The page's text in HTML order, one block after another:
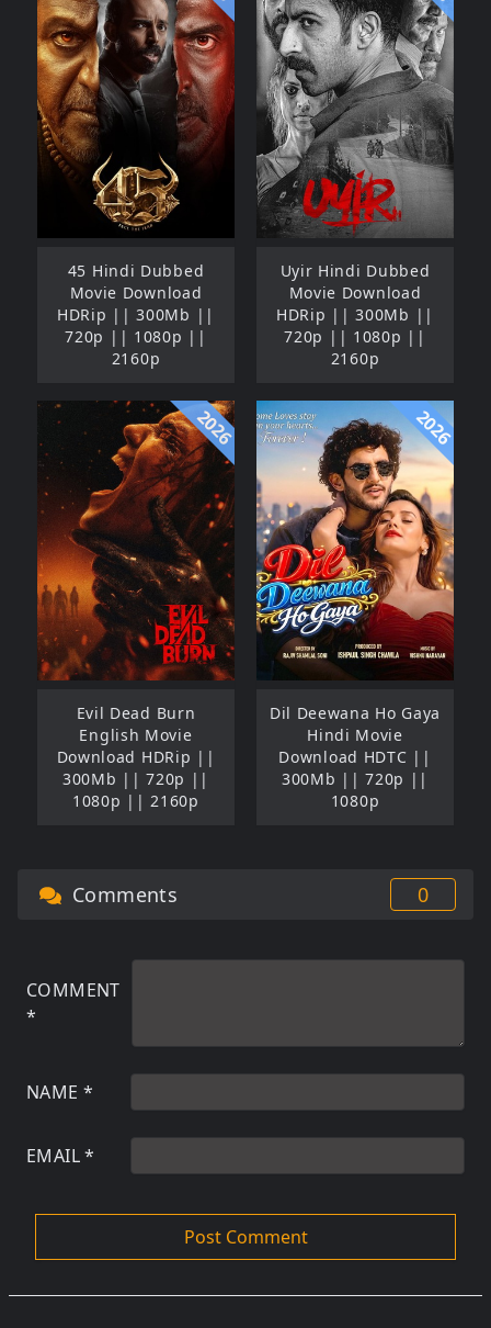
45 Hindi Dubbed
Movie Download
HDRip || 300Mb ||
720p || 1080p ||
2160p
Uyir Hindi Dubbed
Movie Download
HDRip || 300Mb ||
720p || 1080p ||
2160p
2026
Evil Dead Burn
English Movie
Download HDRip ||
300Mb || 720p ||
1080p || 2160p
2026
Dil Deewana Ho Gaya
Hindi Movie
Download HDTC ||
300Mb || 720p ||
1080p
Comments 0
COMMENT
*
NAME *
EMAIL*